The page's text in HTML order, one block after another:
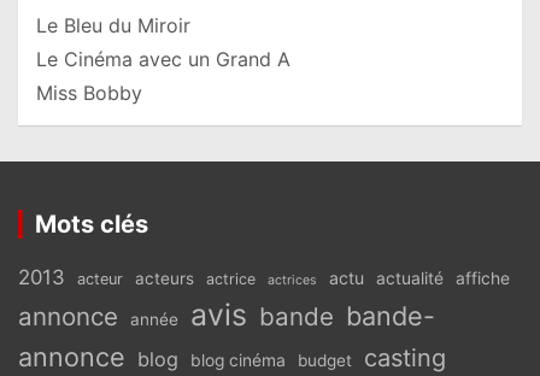
Le Bleu du Miroir
Le Cinéma avec un Grand A
Miss Bobby
Mots clés
2013 acteur acteurs actrice actrices actu actualité affiche
annonce année avis bande bande-
annonce blog blog cinéma budget casting